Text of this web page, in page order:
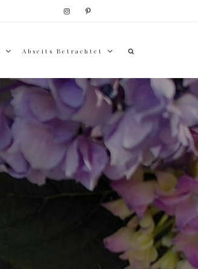
Abseits Betrachtet